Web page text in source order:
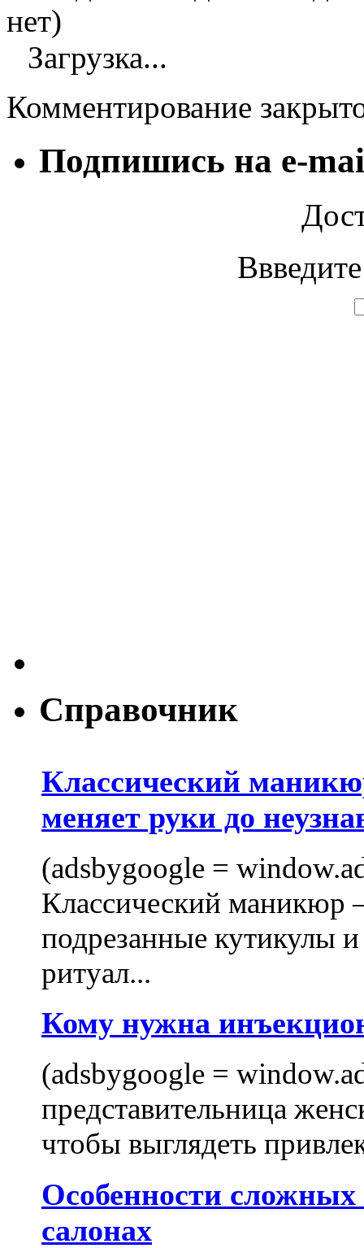
нет)
Загрузка...
Комментирование
Подпишись на e-
Справочник
Классический
меняет руки до
(adsbygoogle =
Классический маникюр
подрезанные кутикулы
ритуал...
Кому нужна
(adsbygoogle =
представительница
чтобы выглядеть
Особенности
салонах